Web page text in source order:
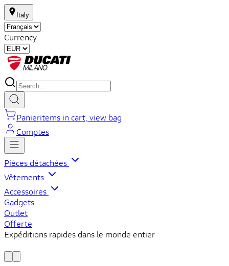
Italy
Currency
Panieritems in cart, view bag
Comptes
Pièces détachées
Vêtements
Accessoires
Gadgets
Outlet
Offerte
Expéditions rapides dans le monde entier